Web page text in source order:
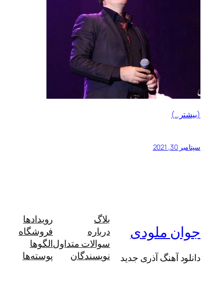
(بیشتر…)
سپتامبر 30, 2021
جوان ملودی
دانلود آهنگ آذری جدید
بلاگ
درباره
سوالات متداول
نویسندگان
رویدادها
فروشگاه
الگوها
پوسته‌ها